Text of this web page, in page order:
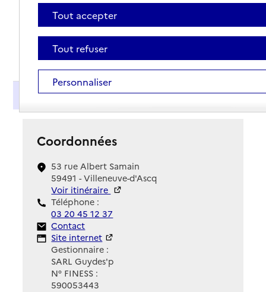
Présentation
Coordonnées
53 rue Albert Samain
59491 - Villeneuve-d'Ascq
Voir itinéraire
Téléphone :
03 20 45 12 37
Contact
Contact
Site Internet
Site internet
Gestionnaire :
SARL Guydes'p
N° FINESS :
590053443
Tout accepter
Tout refuser
Personnaliser